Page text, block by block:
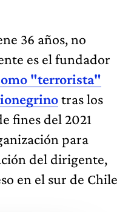
36 años, no
es el fundador
"terrorista"
tras los
fines del 2021
para
del dirigente,
en el sur de Chile